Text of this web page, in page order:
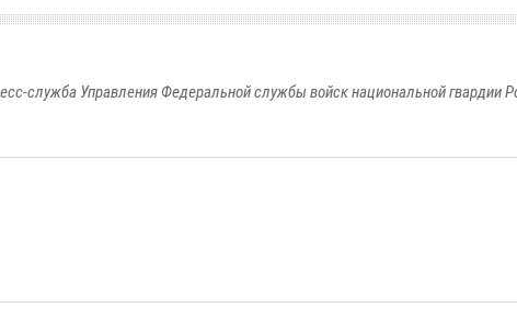
служба Управления Федеральной службы войск национальной гвардии